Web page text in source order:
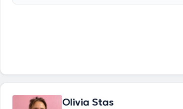
Olivia Stas